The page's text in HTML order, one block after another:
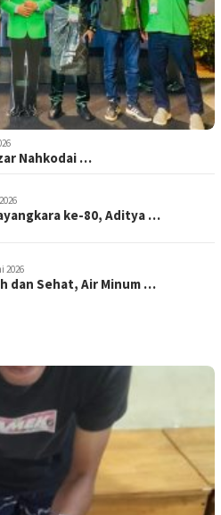
Nahkodai …
ke-80, Aditya …
2026
dan Sehat, Air Minum …